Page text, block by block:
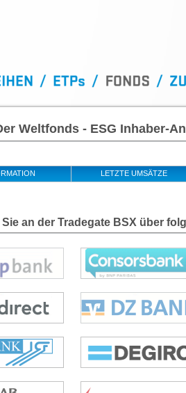
Weltfonds - ESG Inhaber-
LETZTE UMSÄTZE
an der Tradegate BSX über